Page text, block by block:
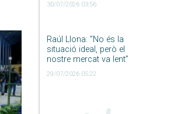
30/07/2026 03:56
Raúl Llona: ”No és la
situació ideal, però el
nostre mercat va lent”
29/07/2026 05:22